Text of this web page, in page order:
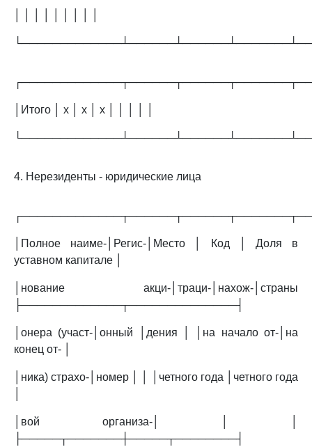
│Итого │ х │ х │ х │ │ │ │ │
4. Нерезиденты - юридические лица
│Полное наиме-│Регис-│Место │ Код │ Доля в
уставном капитале │
│нование акци-│траци-│нахож-│страны
├─────────────┬──────────────┤
│онера (участ-│онный │дения │ │на начало от-│на
конец от- │
│ника) страхо-│номер │ │ │четного года │четного года
│вой организа-│ │ │
├─────┬───────┼─────┬────────┤